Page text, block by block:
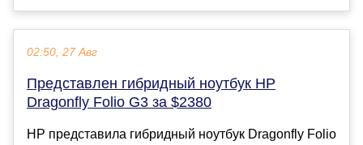
02:50, 27 Авг
Представлен гибридный ноутбук HP
Dragonfly Folio G3 за $2380
HP представила гибридный ноутбук Dragonfly Folio